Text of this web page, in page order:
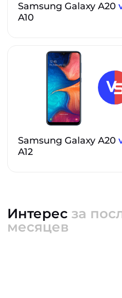
Samsung Galaxy A20
A10
Samsung Galaxy A20
A12
Интерес за
месяцев